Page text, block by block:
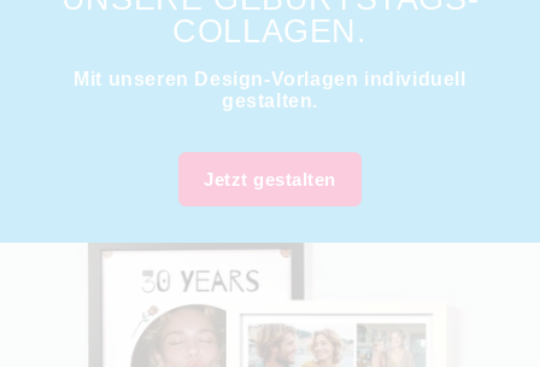
COLLAGEN.
Mit unseren Design-Vorlagen individuell
gestalten.
Jetzt gestalten